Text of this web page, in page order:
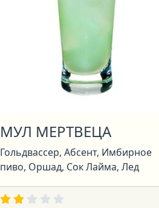
МУЛ МЕРТВЕЦА
Гольдвассер, Абсент, Имбирное
пиво, Оршад, Сок Лайма, Лед